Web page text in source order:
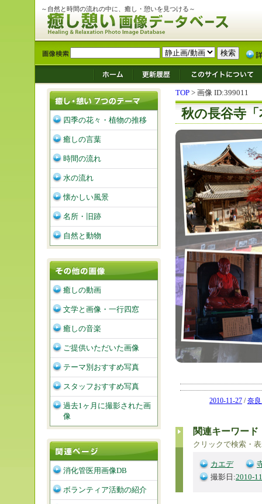
～自然と時間の流れの中に、癒し・憩いを見つける～
TOP > 画像 ID:399011
秋の長谷寺
2010-11-27 / 奈
関連キーワード
クリックで検索・
カエデ
撮影日:2010-
四季の花々・植物の推移
癒しの言葉
時間の流れ
水の流れ
懐かしい風景
名所・旧跡
自然と動物
癒しの動画
文学と画像・一行四窓
癒しの音楽
ご提供いただいた画像
テーマ別おすすめ写真
スタッフおすすめ写真
過去1ヶ月に撮影された画
像
消化管医用画像DB
ボランティア活動の紹介